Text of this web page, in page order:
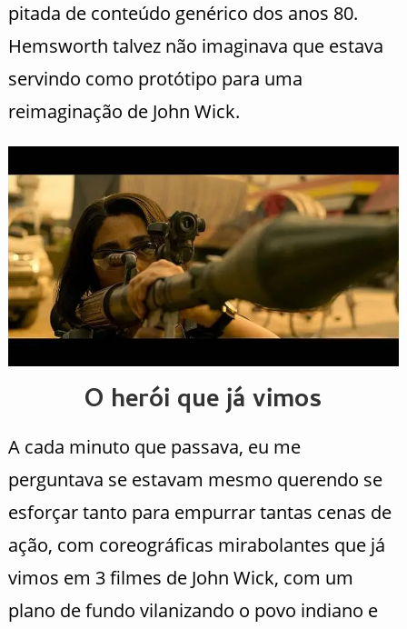
pitada de conteúdo genérico dos anos 80.
Hemsworth talvez não imaginava que estava
servindo como protótipo para uma
reimaginação de John Wick.
O herói que já vimos
A cada minuto que passava, eu me
perguntava se estavam mesmo querendo se
esforçar tanto para empurrar tantas cenas de
ação, com coreográficas mirabolantes que já
vimos em 3 filmes de John Wick, com um
plano de fundo vilanizando o povo indiano e